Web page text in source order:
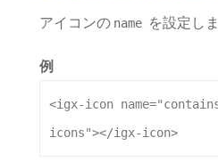
アイコンの name を設定しま
例
<igx-icon name=
icons"></igx-icon>